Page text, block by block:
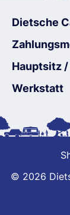
Dietsche
Hauptsitz
Werkstatt
© 2026